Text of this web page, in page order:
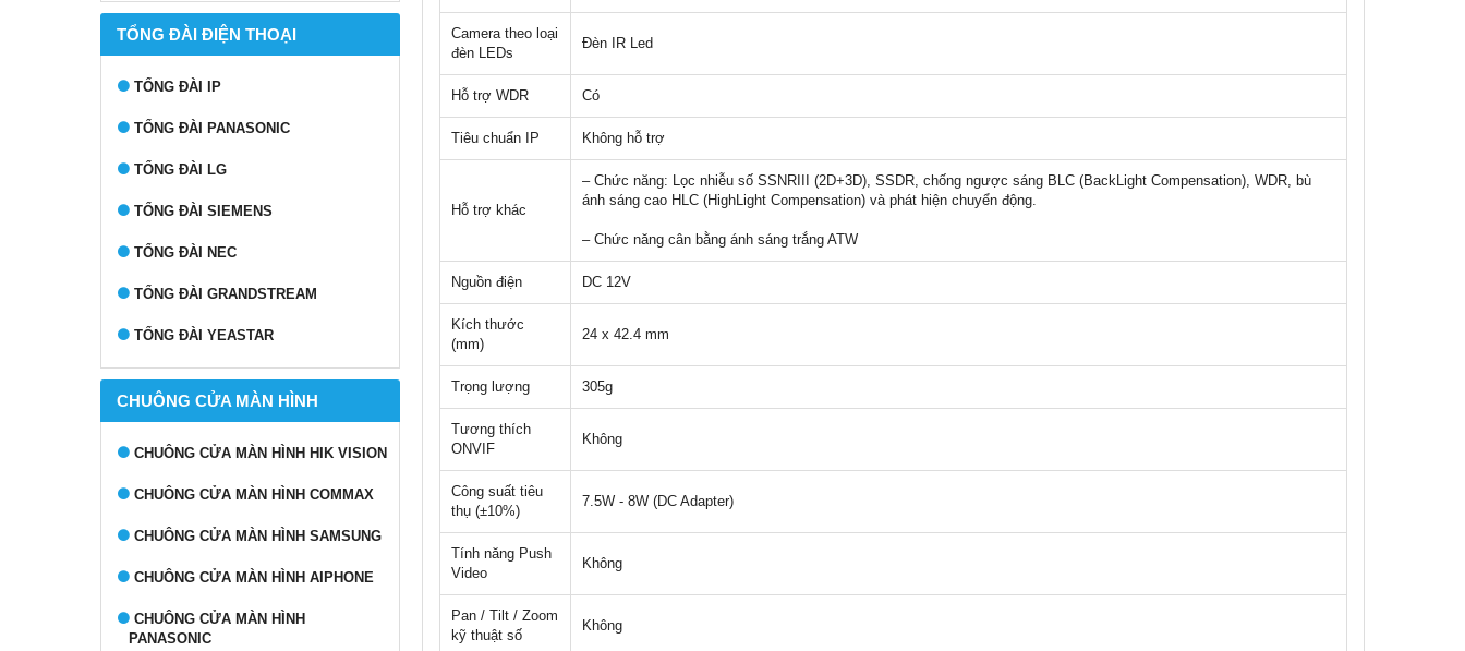
TỔNG ĐÀI ĐIỆN THOẠI
TỔNG ĐÀI IP
TỔNG ĐÀI PANASONIC
TỔNG ĐÀI LG
TỔNG ĐÀI SIEMENS
TỔNG ĐÀI NEC
TỔNG ĐÀI GRANDSTREAM
TỔNG ĐÀI YEASTAR
CHUÔNG CỬA MÀN HÌNH
CHUÔNG CỬA MÀN HÌNH HIK VISION
CHUÔNG CỬA MÀN HÌNH COMMAX
CHUÔNG CỬA MÀN HÌNH SAMSUNG
CHUÔNG CỬA MÀN HÌNH AIPHONE
CHUÔNG CỬA MÀN HÌNH
PANASONIC
Camera theo loại
đèn LEDs
Đèn IR Led
Hỗ trợ WDR Có
Tiêu chuẩn IP Không hỗ trợ
Hỗ trợ khác
– Chức năng: Lọc nhiễu số SSNRIII (2D+3D), SSDR, chống ngược sáng BLC (BackLight Compensation), WDR, bù
ánh sáng cao HLC (HighLight Compensation) và phát hiện chuyển động.
– Chức năng cân bằng ánh sáng trắng ATW
Nguồn điện DC 12V
Kích thước
(mm)
24 x 42.4 mm
Trọng lượng 305g
Tương thích
ONVIF
Không
Công suất tiêu
thụ (±10%)
7.5W - 8W (DC Adapter)
Tính năng Push
Video
Không
Pan / Tilt / Zoom
kỹ thuật số
Không